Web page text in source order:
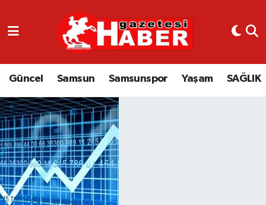
Güncel Samsun Samsunspor Yaşam SAĞLIK
GÜNCEL
SAMSUN
SAMSUNSPOR
EKONOMİ
YAŞAM